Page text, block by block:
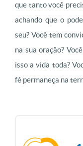
que tanto você
achando que o
seu? Você tem
na sua oração?
isso a vida toda?
fé permaneça na